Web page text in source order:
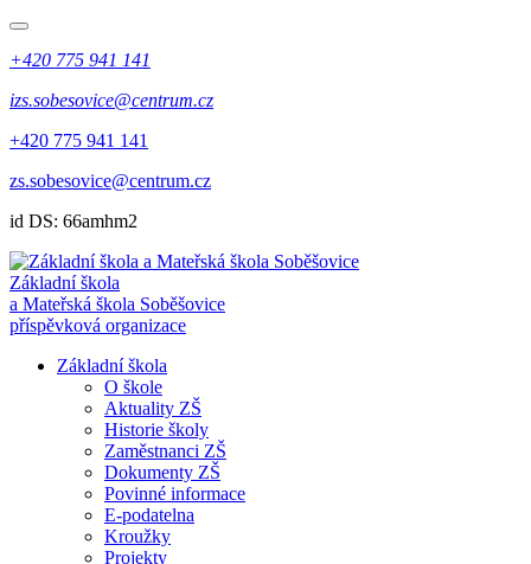
+420 775 941 141
izs.sobesovice@centrum.cz
+420 775 941 141
zs.sobesovice@centrum.cz
id DS: 66amhm2
Základní škola
a Mateřská škola Soběšovice
příspěvková organizace
Základní škola
O škole
Aktuality ZŠ
Historie školy
Zaměstnanci ZŠ
Dokumenty ZŠ
Povinné informace
E-podatelna
Kroužky
Projekty